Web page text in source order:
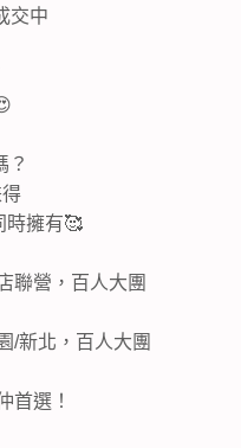
交中
？
時擁有🥰
聯營，百人大團
/新北，百人大團
首選！